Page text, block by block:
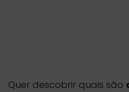
Quer descobrir quais são